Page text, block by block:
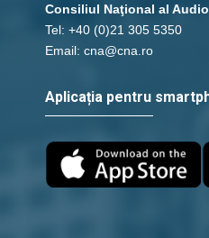
Consiliul Naţional al
Tel: +40 (0)21 305 5350
Email: cna@cna.ro
Aplicația pentru